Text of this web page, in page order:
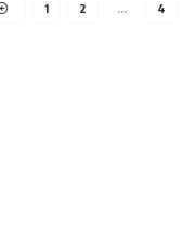
1 2 … 4